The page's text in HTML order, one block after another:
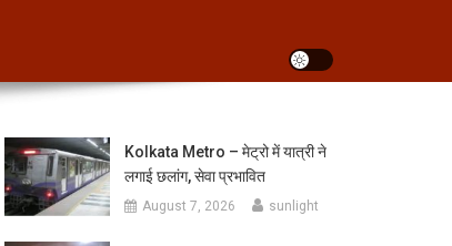
Kolkata Metro – मेट्रो में यात्री ने
लगाई छलांग, सेवा प्रभावित
August 7, 2026 sunlight